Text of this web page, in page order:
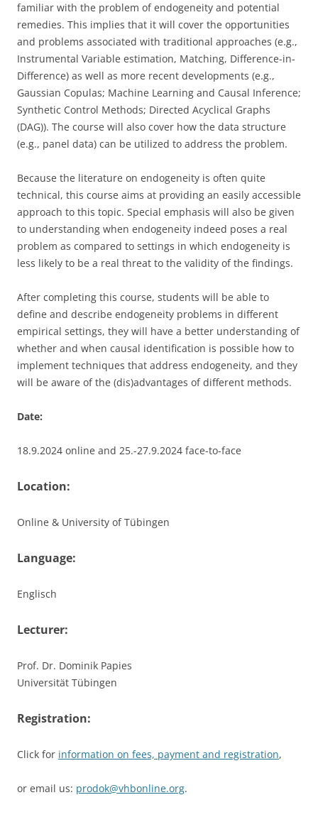
familiar with the problem of endogeneity and potential
remedies. This implies that it will cover the opportunities
and problems associated with traditional approaches (e.g.,
Instrumental Variable estimation, Matching, Difference-in-
Difference) as well as more recent developments (e.g.,
Gaussian Copulas; Machine Learning and Causal Inference;
Synthetic Control Methods; Directed Acyclical Graphs
(DAG)). The course will also cover how the data structure
(e.g., panel data) can be utilized to address the problem.
Because the literature on endogeneity is often quite
technical, this course aims at providing an easily accessible
approach to this topic. Special emphasis will also be given
to understanding when endogeneity indeed poses a real
problem as compared to settings in which endogeneity is
less likely to be a real threat to the validity of the findings.
After completing this course, students will be able to
define and describe endogeneity problems in different
empirical settings, they will have a better understanding of
whether and when causal identification is possible how to
implement techniques that address endogeneity, and they
will be aware of the (dis)advantages of different methods.
Date:
18.9.2024 online and 25.-27.9.2024 face-to-face
Location:
Online & University of Tübingen
Language:
Englisch
Lecturer:
Prof. Dr. Dominik Papies
Universität Tübingen
Registration:
Click for information on fees, payment and registration,
or email us: prodok@vhbonline.org.